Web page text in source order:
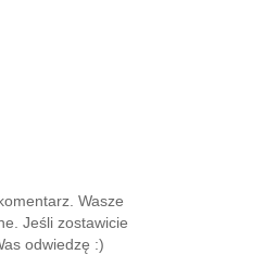
Wasze
Jeśli zostawicie
odwiedzę :)